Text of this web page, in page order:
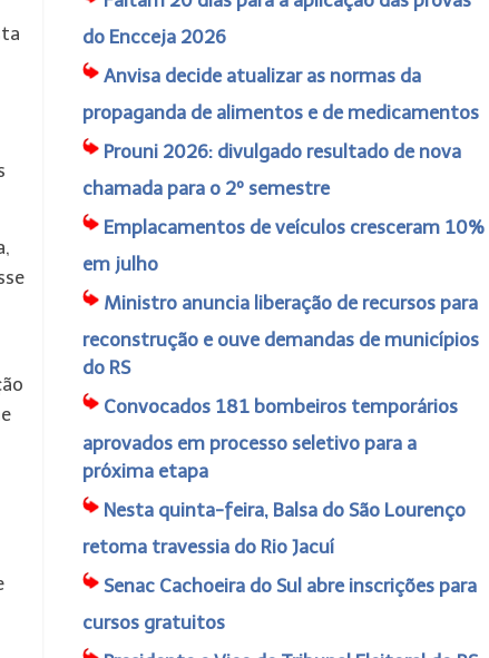
do Encceja 2026
Anvisa decide atualizar as normas da
propaganda de alimentos e de medicamentos
Prouni 2026: divulgado resultado de nova
chamada para o 2º semestre
Emplacamentos de veículos cresceram 10%
em julho
Ministro anuncia liberação de recursos para
reconstrução e ouve demandas de municípios
do RS
Convocados 181 bombeiros temporários
aprovados em processo seletivo para a
próxima etapa
Nesta quinta-feira, Balsa do São Lourenço
retoma travessia do Rio Jacuí
Senac Cachoeira do Sul abre inscrições para
cursos gratuitos